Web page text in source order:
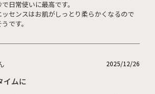
日常使いに最高です。
センスはお肌がしっとり柔らかくなるので
です。
2025/12/26
イムに